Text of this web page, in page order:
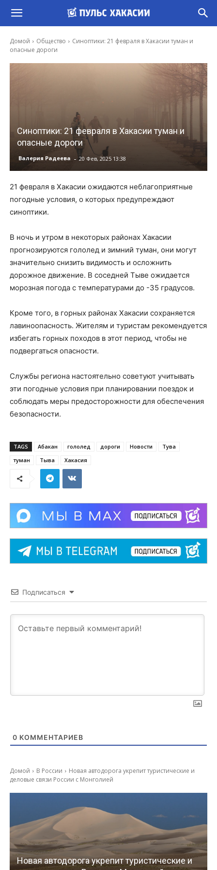
Домой Общество
Синоптики: 21 февраля в Хакасии туман и
опасные дороги
Синоптики: 21 февраля в Хакасии туман и
опасные дороги
Валерия Радеева - 20 Фев, 2025 13:38
21 февраля в Хакасии ожидаются неблагоприятные
погодные условия, о которых предупреждают
синоптики.
В ночь и утром в некоторых районах Хакасии
прогнозируются гололед и зимний туман, они могут
значительно снизить видимость и осложнить
дорожное движение. В соседней Тыве ожидается
морозная погода с температурами до -35 градусов.
Кроме того, в горных районах Хакасии сохраняется
лавиноопасность. Жителям и туристам рекомендуется
избегать горных походов в этот период, чтобы не
подвергаться опасности.
Службы региона настоятельно советуют учитывать
эти погодные условия при планировании поездок и
соблюдать меры предосторожности для обеспечения
безопасности.
TAGS Абакан гололед дороги Новости
Тува
туман
Тыва Хакасия
Подписаться
0 КОММЕНТАРИЕВ